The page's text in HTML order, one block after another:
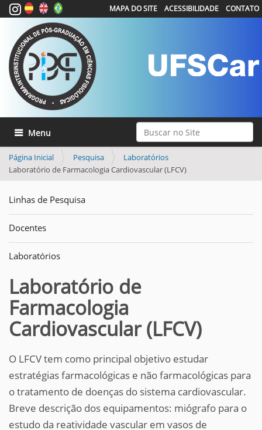
Busca Avançada…
MAPA DO SITE ACESSIBILIDADE CONTATO
Toggle navigation
Página Inicial Pesquisa
Laboratórios
Laboratório de Farmacologia Cardiovascular (LFCV)
Linhas de Pesquisa
Docentes
Laboratórios
Laboratório de
Farmacologia
Cardiovascular (LFCV)
O LFCV tem como principal objetivo estudar
estratégias farmacológicas e não farmacológicas para
o tratamento de doenças do sistema cardiovascular.
Breve descrição dos equipamentos: miógrafo para o
estudo da reatividade vascular em vasos de